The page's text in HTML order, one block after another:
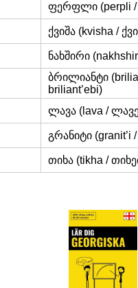
ფერფლი (perpli /
ქვიშა (kvisha /
ნახშირი
ბრილიანტი
briliant’ebi)
ლავა (lava /
გრანიტი (granit’i
თიხა (tikha /